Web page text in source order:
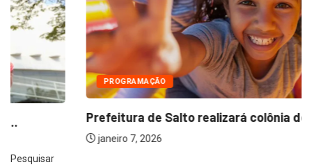
PROGRAMAÇÃO
Prefeitura de Salto realizará colônia de férias...
janeiro 7, 2026
Pesquisar